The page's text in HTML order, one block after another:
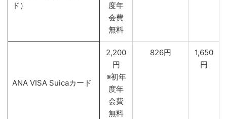
ド）
度年
会費
無料
ANA VISA Suicaカード
2,200
円
※初年
度年
会費
無料
826円
1,650
円